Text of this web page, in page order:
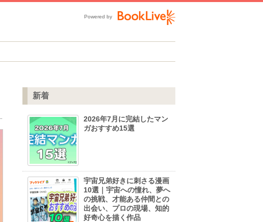
Powered by
新着
2026年7月に完結したマン
ガおすすめ15選
宇宙兄弟好きに刺さる漫画
10選｜宇宙への憧れ、夢へ
の挑戦、才能ある仲間との
出会い、プロの現場、知的
好奇心を描く作品